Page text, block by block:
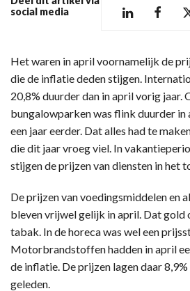
social media
Het waren in april voornamelijk de
die de inflatie deden stijgen.
20,8% duurder dan in april vorig jaar.
bungalowparken was flink duurder in
een jaar eerder. Dat alles had te
die dit jaar vroeg viel. In
stijgen de prijzen van diensten in het
De prijzen van voedingsmiddelen en
bleven vrijwel gelijk in april. Dat gold
tabak. In de horeca was wel een
Motorbrandstoffen hadden in april
de inflatie. De prijzen lagen daar
geleden.